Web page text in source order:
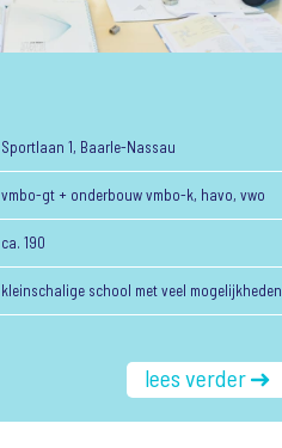
Sportlaan 1, Baarle-Nassau
vmbo-gt + onderbouw vmbo-k, havo, vwo
ca. 190
kleinschalige school met veel mogelijkheden
lees verder